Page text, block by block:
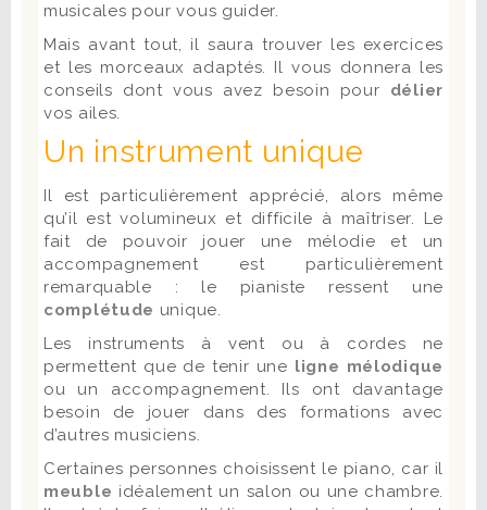
musicales pour vous guider.
Mais avant tout, il saura trouver les exercices
et les morceaux adaptés. Il vous donnera les
conseils dont vous avez besoin pour délier
vos ailes.
Un instrument unique
Il est particulièrement apprécié, alors même
qu’il est volumineux et difficile à maîtriser. Le
fait de pouvoir jouer une mélodie et un
accompagnement est particulièrement
remarquable : le pianiste ressent une
complétude unique.
Les instruments à vent ou à cordes ne
permettent que de tenir une ligne mélodique
ou un accompagnement. Ils ont davantage
besoin de jouer dans des formations avec
d’autres musiciens.
Certaines personnes choisissent le piano, car il
meuble idéalement un salon ou une chambre.